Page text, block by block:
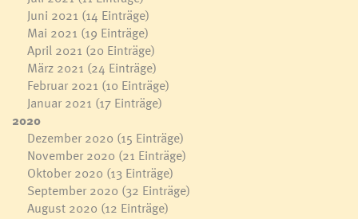
Juni 2021 (14 Einträge)
Mai 2021 (19 Einträge)
April 2021 (20 Einträge)
März 2021 (24 Einträge)
Februar 2021 (10 Einträge)
Januar 2021 (17 Einträge)
2020
Dezember 2020 (15 Einträge)
November 2020 (21 Einträge)
Oktober 2020 (13 Einträge)
September 2020 (32 Einträge)
August 2020 (12 Einträge)